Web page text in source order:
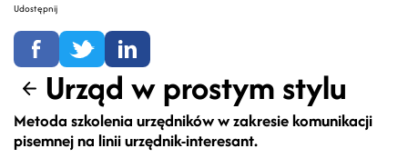
Wstecz
Urząd w prostym stylu
Metoda szkolenia urzędników w zakresie komunikacji
pisemnej na linii urzędnik-interesant.
Udostępnij